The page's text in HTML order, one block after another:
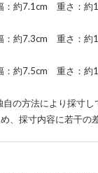
：約7.1cm 重さ：約
：約7.3cm 重さ：約
：約7.5cm 重さ：約
の方法により採寸し
、採寸内容に若干の